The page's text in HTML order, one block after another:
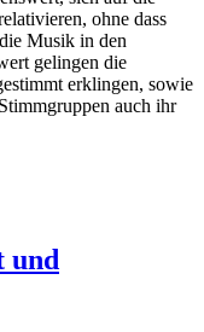
ohne dass
Musik in den
gelingen die
erklingen, sowie
auch ihr
und